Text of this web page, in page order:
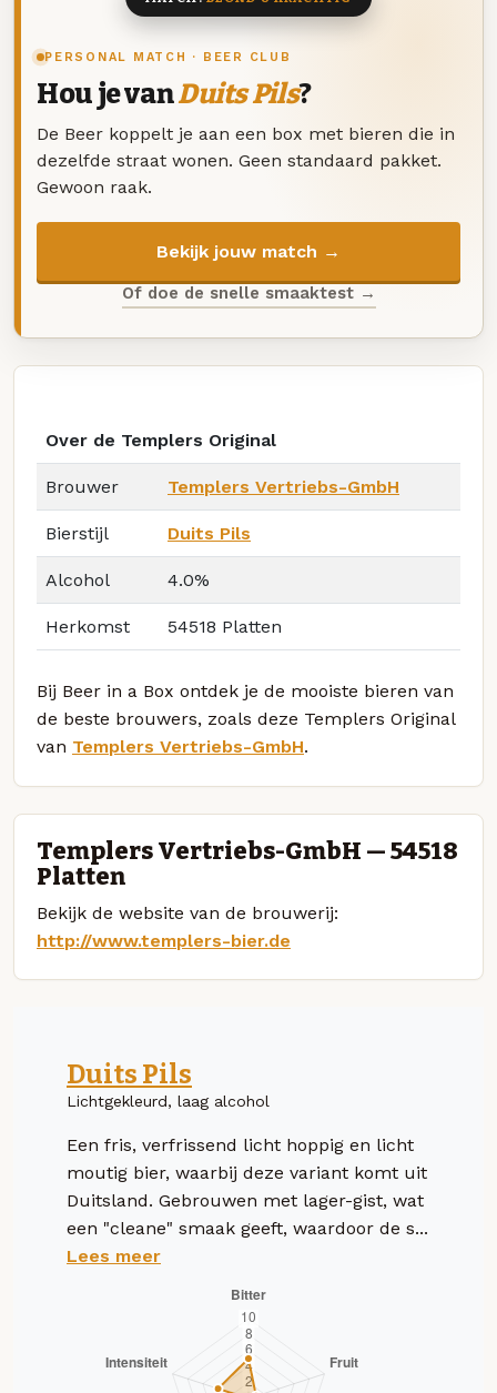
PERSONAL MATCH · BEER CLUB
Hou je vanDuits Pils?
De Beer koppelt je aan een box met bieren die in
dezelfde straat wonen. Geen standaard pakket.
Gewoon raak.
Bekijk jouw match →
Of doe de snelle smaaktest →
Over de Templers Original
Brouwer Templers Vertriebs-GmbH
Bierstijl Duits Pils
Alcohol 4.0%
Herkomst 54518 Platten
Bij Beer in a Box ontdek je de mooiste bieren van
de beste brouwers, zoals deze Templers Original
van Templers Vertriebs-GmbH.
Templers Vertriebs-GmbH — 54518
Platten
Bekijk de website van de brouwerij:
http://www.templers-bier.de
Duits Pils
Lichtgekleurd, laag alcohol
Een fris, verfrissend licht hoppig en licht
moutig bier, waarbij deze variant komt uit
Duitsland. Gebrouwen met lager-gist, wat
een "cleane" smaak geeft, waardoor de s...
Lees meer